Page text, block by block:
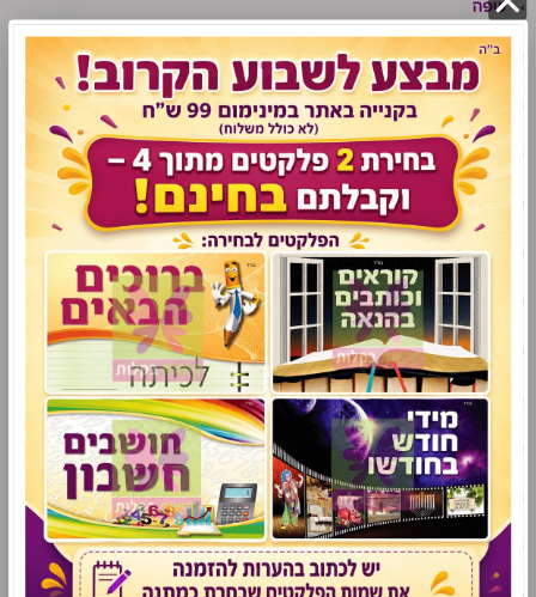
שפה
אנגלית
עזרי למידה לתלמידי שילוב
סימניות לימודיות
מניפות לימודיות
משחקי למידה
סדרת "משחק לחג"
סדרת "מושג לחג"
פתגמים ואימרות
עונות השנה
מזכרות ומתנות
מסיבת הסידור